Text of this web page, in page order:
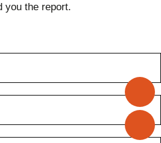
you the report.